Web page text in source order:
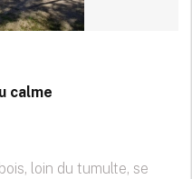
calme
loin du tumulte, se